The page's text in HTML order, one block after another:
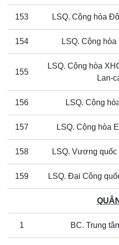
153 LSQ. Cộng hòa
154 LSQ. Cộng
155
LSQ. Cộng hòa
Lan-
156 LSQ. Cộng
157 LSQ. Cộng hòa
158 LSQ. Vương
159 LSQ. Đại Công
1 BC. Trung